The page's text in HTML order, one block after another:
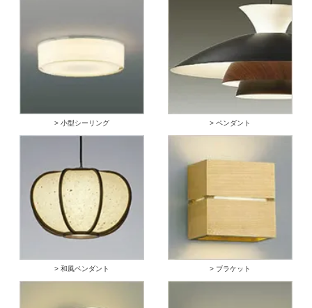
> 小型シーリング > ペンダント
> 和風ペンダント > ブラケット